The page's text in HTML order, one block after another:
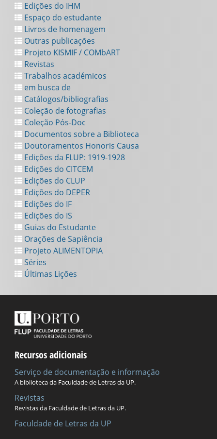
Edições do IHM
Espaço do estudante
Livros de homenagem
Outras publicações
Projeto KISMIF / COMbART
Revistas
Trabalhos académicos
em busca de
Catálogos/bibliografias
Coleção de fotografias
Coleção Pós-Doc
Documentos sobre a Biblioteca
Doutoramentos Honoris Causa
Edições da FLUP: 1919-1928
Edições do CITCEM
Edições do CLUP
Edições do DEPER
Edições do IF
Edições do IS
Guias do Estudante
Orações de Sapiência
Projeto ALIMENTOPIA
Séries
Últimas Lições
Recursos adicionais
Serviço de documentação e informação
A biblioteca da Faculdade de Letras da UP.
Revistas
Revistas da Faculdade de Letras da UP.
Faculdade de Letras da UP